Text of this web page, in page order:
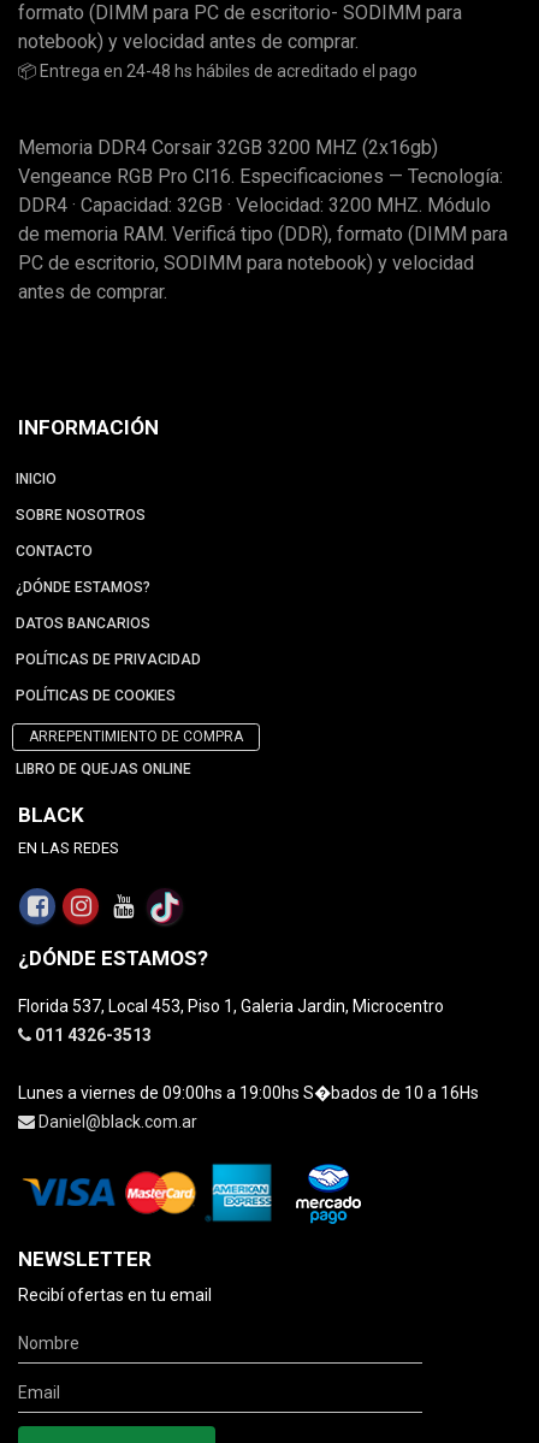
formato (DIMM para PC de escritorio- SODIMM para
notebook) y velocidad antes de comprar.
📦 Entrega en 24-48 hs hábiles de acreditado el pago
Memoria DDR4 Corsair 32GB 3200 MHZ (2x16gb)
Vengeance RGB Pro Cl16. Especificaciones — Tecnología:
DDR4 · Capacidad: 32GB · Velocidad: 3200 MHZ. Módulo
de memoria RAM. Verificá tipo (DDR), formato (DIMM para
PC de escritorio, SODIMM para notebook) y velocidad
antes de comprar.
INFORMACIÓN
INICIO
SOBRE NOSOTROS
CONTACTO
¿DÓNDE ESTAMOS?
DATOS BANCARIOS
POLÍTICAS DE PRIVACIDAD
POLÍTICAS DE COOKIES
ARREPENTIMIENTO DE COMPRA
LIBRO DE QUEJAS ONLINE
BLACK
EN LAS REDES
¿DÓNDE ESTAMOS?
Florida 537, Local 453, Piso 1, Galeria Jardin, Microcentro
011 4326-3513
Lunes a viernes de 09:00hs a 19:00hs S�bados de 10 a 16Hs
Daniel@black.com.ar
NEWSLETTER
Recibí ofertas en tu email